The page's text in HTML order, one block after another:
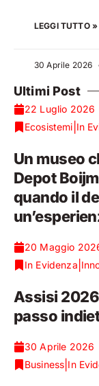
LEGGI TUTTO »
30 Aprile 2026
Ultimi Post
22 Luglio 2026
Ecosistemi In
Un museo
Depot
quando il
20 Maggio
In Evidenza
Assisi
passo
30 Aprile 2026
Business In